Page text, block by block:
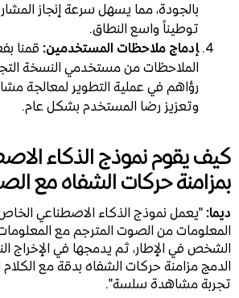
بالجودة، مما يسهل سرعة إنجاز
توطيناً واسع النطاق.
‍إدماج ملاحظات المستخدمين:قمنا
الملاحظات من مستخدمي النسخة
رؤاهم في عملية التطوير لمعالجة
وتعزيز رضا المستخدم بشكل عام.
كيف يقوم نموذج الذكاء
بمزامنة حركات الشفاه مع
ديما:"يعمل نموذج الذكاء الاصطناعي الخاص
المعلومات من الصوت المترجم مع المعلومات
الشخص في الإطار، ثم يدمجها في الإخراج
الدمج مزامنة حركات الشفاه بدقة مع الكلام
تجربة مشاهدة سلسة".